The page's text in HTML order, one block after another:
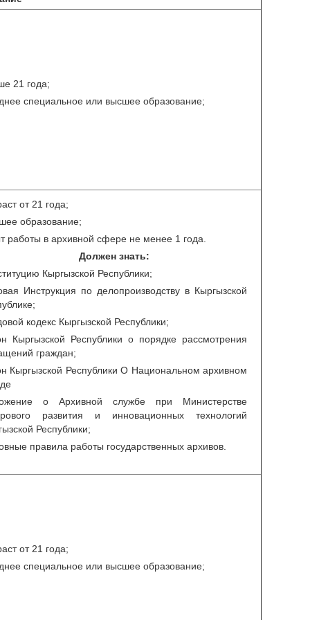
21 года;
специальное или высшее образование;
от 21 года;
образование;
работы в архивной сфере не менее 1 года.
Должен знать:
Кыргызской Республики;
Инструкция по делопроизводству в Кыргызской
кодекс Кыргызской Республики;
Кыргызской Республики о порядке рассмотрения
граждан;
Кыргызской Республики О Национальном архивном
о Архивной службе при Министерстве
развития и инновационных технологий
Республики;
правила работы государственных архивов.
от 21 года;
специальное или высшее образование;